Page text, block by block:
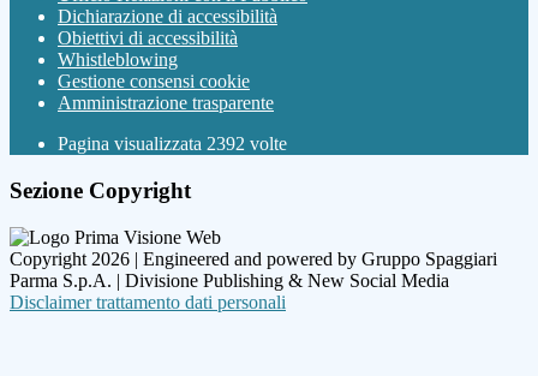
Dichiarazione di accessibilità
Obiettivi di accessibilità
Whistleblowing
Gestione consensi cookie
Amministrazione trasparente
Pagina visualizzata 2392 volte
Sezione Copyright
Copyright 2026 | Engineered and powered by Gruppo Spaggiari
Parma S.p.A. | Divisione Publishing & New Social Media
Disclaimer trattamento dati personali